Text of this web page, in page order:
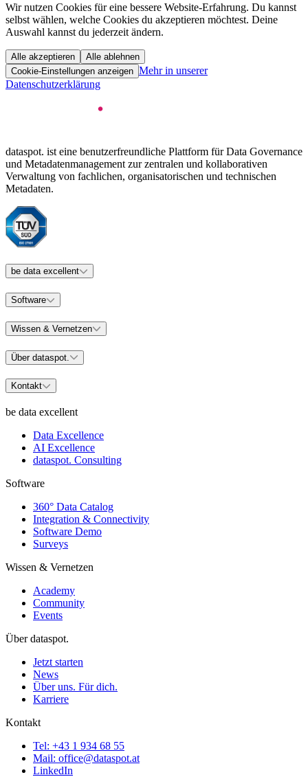
Wir nutzen Cookies für eine bessere Website-Erfahrung. Du kannst
selbst wählen, welche Cookies du akzeptieren möchtest. Deine
Auswahl kannst du jederzeit ändern.
Alle akzeptieren
Alle ablehnen
Cookie-Einstellungen anzeigen Mehr in unserer
Datenschutzerklärung
dataspot. ist eine benutzerfreundliche Plattform für Data Governance
und Metadatenmanagement zur zentralen und kollaborativen
Verwaltung von fachlichen, organisatorischen und technischen
Metadaten.
be data excellent
Software
Wissen & Vernetzen
Über dataspot.
Kontakt
be data excellent
Data Excellence
AI Excellence
dataspot. Consulting
Software
360° Data Catalog
Integration & Connectivity
Software Demo
Surveys
Wissen & Vernetzen
Academy
Community
Events
Über dataspot.
Jetzt starten
News
Über uns. Für dich.
Karriere
Kontakt
Tel: +43 1 934 68 55
Mail: office@dataspot.at
LinkedIn